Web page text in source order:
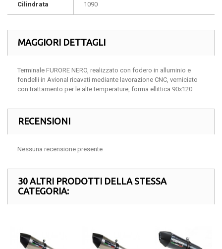
Cilindrata 1090
MAGGIORI DETTAGLI
Terminale FURORE NERO, realizzato con fodero in alluminio e
fondelli in Avional ricavati mediante lavorazione CNC, verniciato
con trattamento per le alte temperature, forma ellittica 90x120
RECENSIONI
Nessuna recensione presente
30 ALTRI PRODOTTI DELLA STESSA
CATEGORIA: